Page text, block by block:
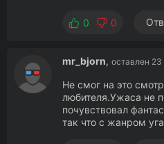
0 0
mr_bjorn, оставлен 23
Не смог на это
любителя.Ужаса не
почувствовал
так что с жанром